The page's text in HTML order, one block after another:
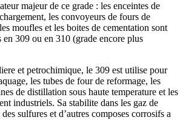
majeur de ce grade : les enceintes de
les convoyeurs de fours de
moufles et les boites de cementation sont
309 ou en 310 (grade encore plus
et petrochimique, le 309 est utilise pour
les tubes de four de reformage, les
de distillation sous haute temperature et les
industriels. Sa stabilite dans les gaz de
sulfures et d’autres composes corrosifs a